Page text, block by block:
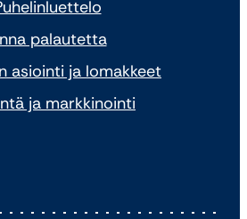
palautetta
asiointi ja lomakkeet
ja markkinointi